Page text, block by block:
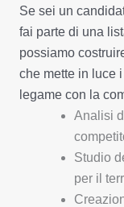
Se sei un
fai parte di una
possiamo
che mette in luce
legame con la
Analisi
Studio
per il